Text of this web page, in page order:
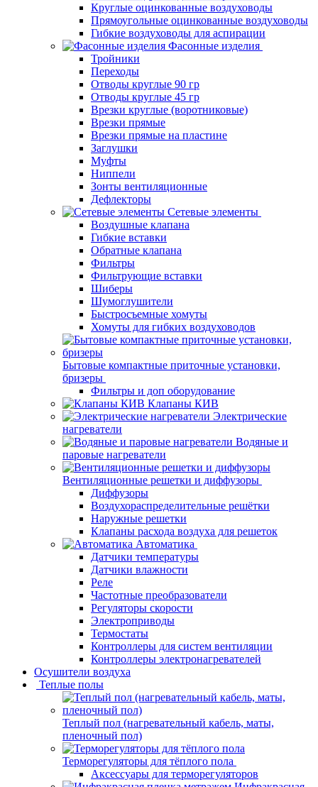
Круглые оцинкованные воздуховоды
Прямоугольные оцинкованные воздуховоды
Гибкие воздуховоды для аспирации
Фасонные изделия
Тройники
Переходы
Отводы круглые 90 гр
Отводы круглые 45 гр
Врезки круглые (воротниковые)
Врезки прямые
Врезки прямые на пластине
Заглушки
Муфты
Ниппели
Зонты вентиляционные
Дефлекторы
Сетевые элементы
Воздушные клапана
Гибкие вставки
Обратные клапана
Фильтры
Фильтрующие вставки
Шиберы
Шумоглушители
Быстросъемные хомуты
Хомуты для гибких воздуховодов
Бытовые компактные приточные установки,
бризеры
Фильтры и доп оборудование
Клапаны КИВ
Электрические
нагреватели
Водяные и
паровые нагреватели
Вентиляционные решетки и диффузоры
Диффузоры
Воздухораспределительные решётки
Наружные решетки
Клапаны расхода воздуха для решеток
Автоматика
Датчики температуры
Датчики влажности
Реле
Частотные преобразователи
Регуляторы скорости
Электроприводы
Термостаты
Контроллеры для систем вентиляции
Контроллеры электронагревателей
Осушители воздуха
Теплые полы
Теплый пол (нагревательный кабель, маты,
пленочный пол)
Терморегуляторы для тёплого пола
Аксессуары для терморегуляторов